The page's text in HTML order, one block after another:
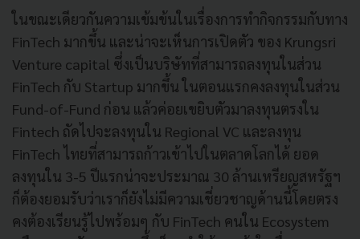
ในขณะเดียวกันความเข้มข้นในเรื่องการทำกิจกรรมกับทาง
FinTech มากขึ้น และน่าจะเห็นการเปิดตัว ของ Krungsri
Venture capital ซึ่งเป็นบริษัทที่สามารถลงทุนในส่วน
FinTech กับ Startup มากขึ้น ในตอนแรกคงลงทุนในส่วน
Fund-of-Fund ก่อน แล้วค่อยเขยิบตัวมาลงทุนตรงใน
Fintech ถัดไปจะลงทุนใน Regional VC และลงทุน
FinTech ไทยที่สามารถก้าวเข้าไปในตลาดโลกได้ ยอด
ลงทุนใน 3-5 ปีแรกน่าจะประมาณ 30 ล้านเหรียญสหรัฐฯ
ก็ต้องยอมรับว่าเราก็ยังไม่มีความเชี่ยวชาญด้านนี้โดยตรง
คงต้องเรียนรู้ไปพร้อมๆ กับ FinTech คนใน Ecosystem